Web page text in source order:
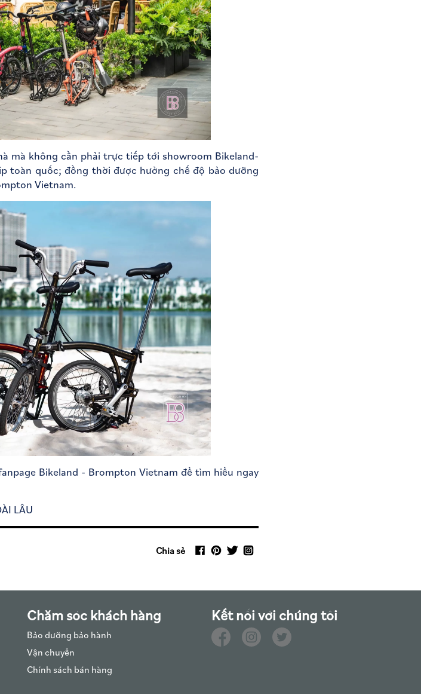
mà không cần phải trực tiếp tới showroom Bikeland-
toàn quốc; đồng thời được hưởng chế độ bảo dưỡng
Vietnam.
Bikeland - Brompton Vietnam để tìm hiểu ngay
LÂU
Chia sẻ
Chăm sóc khách hàng
Bảo dưỡng bảo hành
Vận chuyển
Chính sách bán hàng
Kết nối với chúng tôi